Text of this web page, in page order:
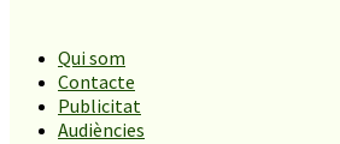
Qui som
Contacte
Publicitat
Audiències